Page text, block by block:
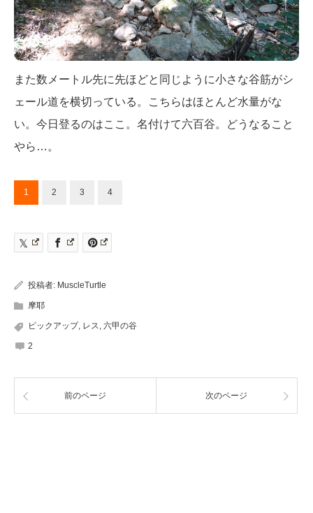
また数メートル先に先ほどと同じように小さな谷筋がシ
ェール道を横切っている。こちらはほとんど水量がな
い。今日登るのはここ。名付けて六百谷。どうなること
やら…。
1 2 3 4
投稿者: MuscleTurtle
摩耶
ピックアップ, レス, 六甲の谷
2
前のページ 次のページ